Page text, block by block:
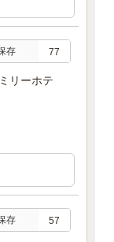
存 77
リーホテ
存 57